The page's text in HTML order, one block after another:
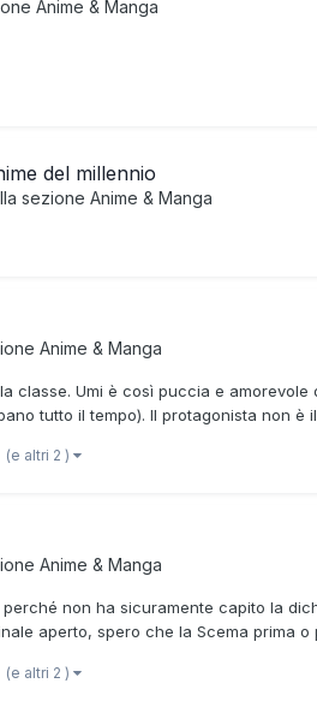
Anime & Manga
del millennio
sezione Anime & Manga
Anime & Manga
classe. Umi è così puccia e
tutto il tempo). Il protagonista non è
(e altri 2 )
Anime & Manga
non ha sicuramente capito la
aperto, spero che la Scema prima
(e altri 2 )